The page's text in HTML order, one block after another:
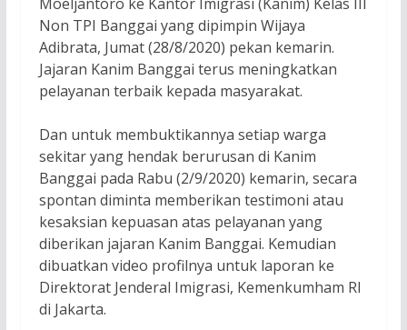
Non TPI Banggai yang dipimpin Wijaya
Adibrata, Jumat (28/8/2020) pekan kemarin.
Jajaran Kanim Banggai terus meningkatkan
pelayanan terbaik kepada masyarakat.
Dan untuk membuktikannya setiap warga
sekitar yang hendak berurusan di Kanim
Banggai pada Rabu (2/9/2020) kemarin, secara
spontan diminta memberikan testimoni atau
kesaksian kepuasan atas pelayanan yang
diberikan jajaran Kanim Banggai. Kemudian
dibuatkan video profilnya untuk laporan ke
Direktorat Jenderal Imigrasi, Kemenkumham RI
di Jakarta.